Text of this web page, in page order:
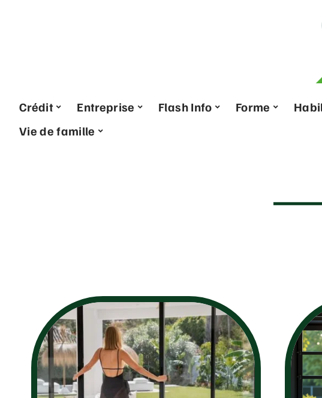
Crédit Entreprise Flash Info Forme
Vie de famille